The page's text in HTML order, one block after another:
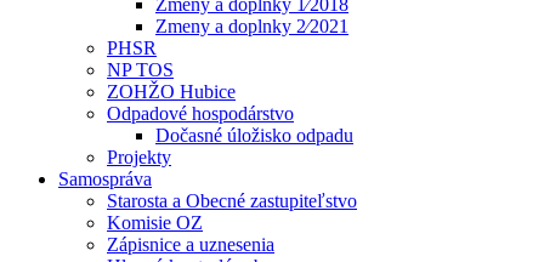
Zmeny a doplnky 1⁄2018
Zmeny a doplnky 2⁄2021
PHSR
NP TOS
ZOHŽO Hubice
Odpadové hospodárstvo
Dočasné úložisko odpadu
Projekty
Samospráva
Starosta a Obecné zastupiteľstvo
Komisie OZ
Zápisnice a uznesenia